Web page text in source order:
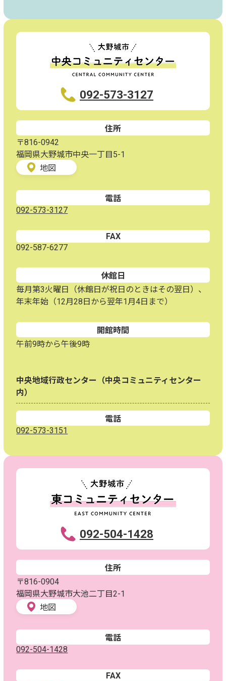
092-573-3127
住所
〒816-0942
福岡県大野城市中央一丁目5-1
地図
電話
092-573-3127
FAX
092-587-6277
休館日
毎月第3火曜日（休館日が祝日のときはその翌日）、
年末年始（12月28日から翌年1月4日まで）
開館時間
午前9時から午後9時
中央地域行政センター（中央コミュニティセンター
内）
電話
092-573-3151
092-504-1428
住所
〒816-0904
福岡県大野城市大池二丁目2-1
地図
電話
092-504-1428
FAX